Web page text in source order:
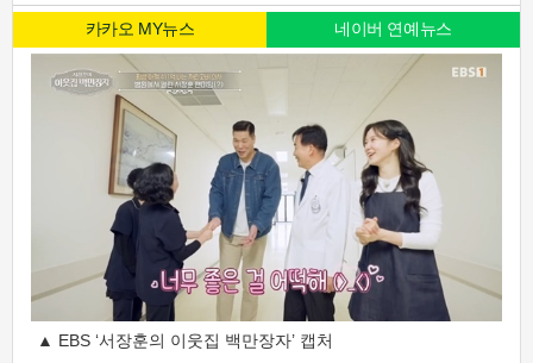
카카오 MY뉴스 네이버 연예뉴스
▲ EBS ‘서장훈의 이웃집 백만장자’ 캡처